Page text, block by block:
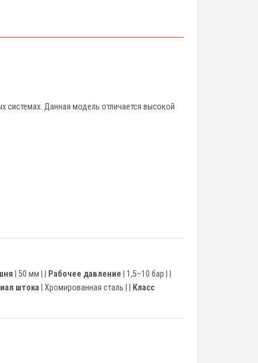
системах. Данная модель отличается высокой
| 50 мм | | Рабочее давление | 1,5–10 бар | |
штока | Хромированная сталь | |
Класс